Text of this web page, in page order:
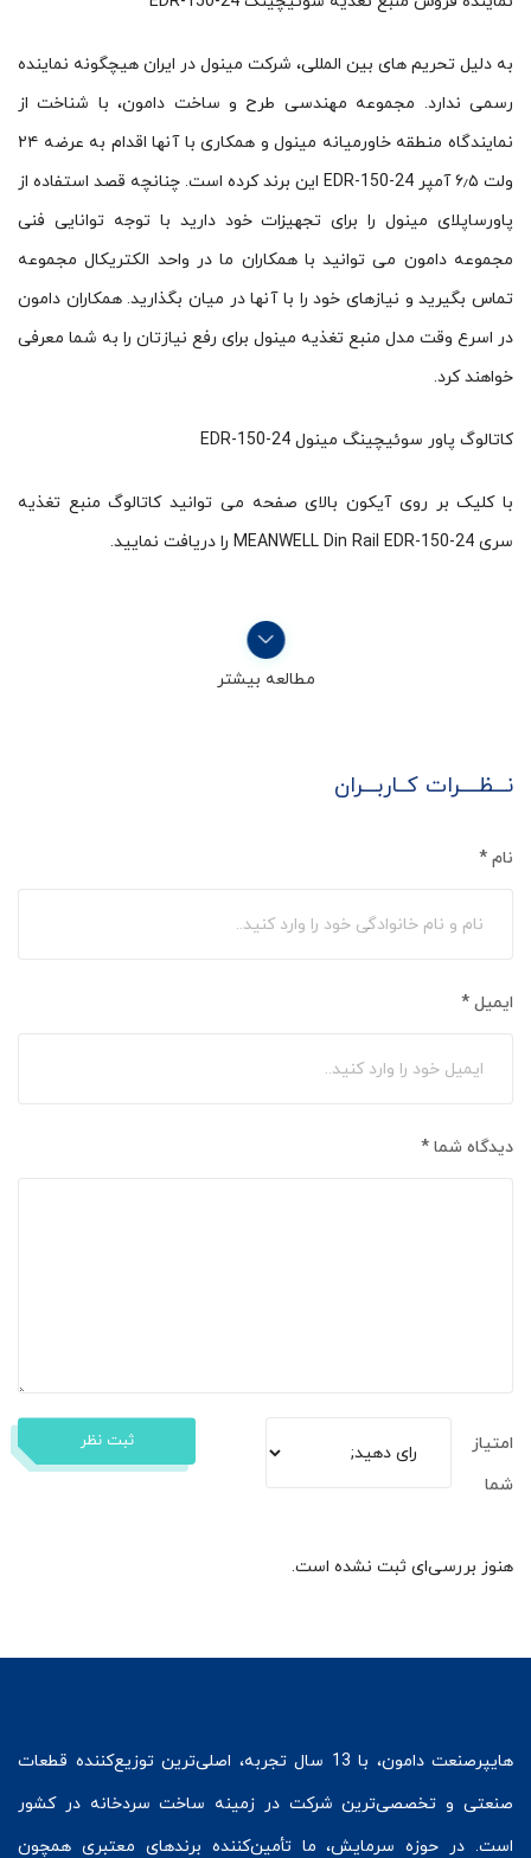
به دلیل تحریم های بین المللی، شرکت مینول در ایران هیچگونه نماینده
رسمی ندارد. مجموعه مهندسی طرح و ساخت دامون، با شناخت از
نمایندگاه منطقه خاورمیانه مینول و همکاری با آنها اقدام به عرضه ۲۴
ولت ۶٫۵ آمپر EDR-150-24 این برند کرده است. چنانچه قصد استفاده از
پاورساپلای مینول را برای تجهیزات خود دارید با توجه توانایی فنی
مجموعه دامون می توانید با همکاران ما در واحد الکتریکال مجموعه
تماس بگیرید و نیازهای خود را با آنها در میان بگذارید. همکاران دامون
در اسرع وقت مدل منبع تغذیه مینول برای رفع نیازتان را به شما معرفی
خواهند کرد.
کاتالوگ پاور سوئیچینگ مینول EDR-150-24
با کلیک بر روی آیکون بالای صفحه می توانید کاتالوگ منبع تغذیه
سری MEANWELL Din Rail EDR-150-24 را دریافت نمایید.
مطالعه بیشتر
نـــظــــرات کــاربـــران
نام *
ایمیل *
دیدگاه شما *
امتیاز
شما
ثبت نظر
هنوز بررسی‌ای ثبت نشده است.
هایپرصنعت
دامون، با 13 سال تجربه، اصلی‌ترین توزیع‌کننده قطعات
صنعتی و تخصصی‌ترین شرکت در زمینه ساخت سردخانه در کشور
است. در حوزه سرمایش، ما تأمین‌کننده برندهای معتبری همچون